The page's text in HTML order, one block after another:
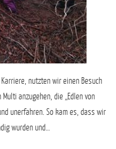
nutzten wir einen Besuch
anzugehen, die „Edlen von
unerfahren. So kam es, dass wir
wurden und…